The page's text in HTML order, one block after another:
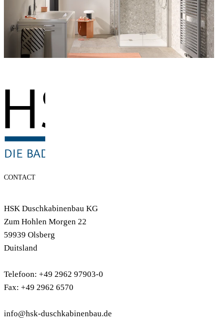
CONTACT
HSK Duschkabinenbau KG
Zum Hohlen Morgen 22
59939 Olsberg
Duitsland
Telefoon: +49 2962 97903-0
Fax: +49 2962 6570
info@hsk-duschkabinenbau.de